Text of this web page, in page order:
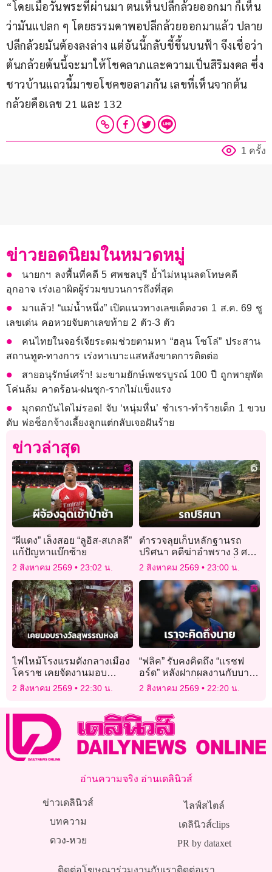
“โดยเมื่อวันพระที่ผ่านมา ตนเห็นปลีกล้วยออกมา ก็เห็น
ว่ามันแปลก ๆ โดยธรรมดาพอปลีกล้วยออกมาแล้ว ปลาย
ปลีกล้วยมันต้องลงล่าง แต่อันนี้กลับชี้ขึ้นบนฟ้า จึงเชื่อว่า
ต้นกล้วยต้นนี้จะมาให้โชคลาภและความเป็นสิริมงคล ซึ่ง
ชาวบ้านแถวนี้มาขอโชคขอลาภกัน เลขที่เห็นจากต้น
กล้วยคือเลข 21 และ 132
1 ครั้ง
ข่าวยอดนิยมในหมวดหมู่
นายกฯ ลงพื้นที่คดี 5 ศพชลบุรี ย้ำไม่หนุนลดโทษคดี
อุกอาจ เร่งเอาผิดผู้ร่วมขบวนการถึงที่สุด
มาแล้ว! “แม่น้ำหนึ่ง” เปิดแนวทางเลขเด็ดงวด 1 ส.ค. 69 ชู
เลขเด่น คอหวยจับตาเลขท้าย 2 ตัว-3 ตัว
คนไทยในจอร์เจียระดมช่วยตามหา “ฮลุน โซโล่” ประสาน
สถานทูต-ทางการ เร่งหาเบาะแสหลังขาดการติดต่อ
สายอนุรักษ์เศร้า! มะขามยักษ์เพชรบูรณ์ 100 ปี ถูกพายุพัด
โค่นล้ม คาดร้อน-ฝนชุก-รากไม่แข็งแรง
มุกตกบันไดไม่รอด! จับ ‘หนุ่มหื่น’ ชำเรา-ทำร้ายเด็ก 1 ขวบ
ดับ พ่อช็อกจ้างเลี้ยงลูกแต่กลับเจอฝันร้าย
ข่าวล่าสุด
“ผีแดง” เล็งสอย “ลูอิส-สเกลลี”
แก้ปัญหาแบ๊กซ้าย
2 สิงหาคม 2569 23:02 น.
ตำรวจลุยเก็บหลักฐานรถ
ปริศนา คดีฆ่าอำพราง 3 ศพ
ฝังดิน เร่งหาหลักฐานเชื่อม
2 สิงหาคม 2569 23:00 น.
ไฟไหม้โรงแรมดังกลางเมือง
โคราช เคยจัดงานมอบ
รางวัลสุพรรณหงส์
2 สิงหาคม 2569 22:30 น.
“ฟลิค” รับคงคิดถึง “แรชฟ
อร์ด” หลังฝากผลงานกับบาร์
ซาอย่างยอดเยี่ยม
2 สิงหาคม 2569 22:20 น.
อ่านความจริง อ่านเดลินิวส์
ข่าวเดลินิวส์
บทความ
ดวง-หวย
ไลฟ์สไตล์
เดลินิวส์clips
PR by dataxet
ติดต่อโฆษณาร่วมงานกับเราติดต่อเรา